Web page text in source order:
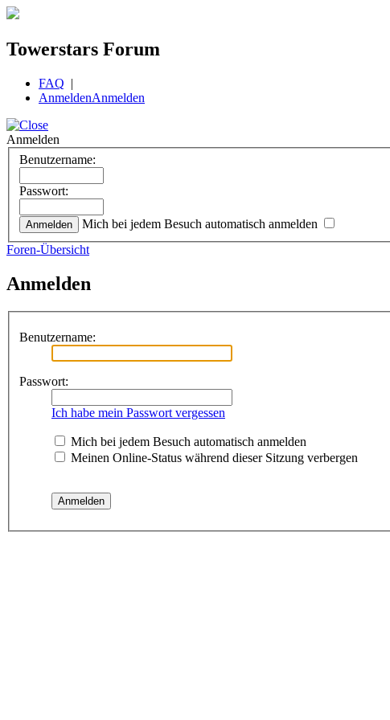
Towerstars Forum
FAQ |
AnmeldenAnmelden
Anmelden
Benutzername:
Passwort:
Mich bei jedem Besuch automatisch anmelden
Foren-Übersicht
Anmelden
Benutzername:
Passwort:
Ich habe mein Passwort vergessen
Mich bei jedem Besuch automatisch anmelden
Meinen Online-Status während dieser Sitzung verbergen